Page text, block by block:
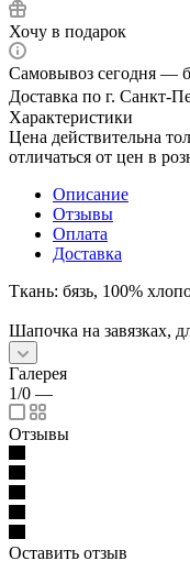
Хочу в подарок
Самовывоз сегодня —
Доставка по г. Санкт-
Характеристики
Цена действительна
отличаться от цен в
Описание
Отзывы
Оплата
Доставка
Ткань: бязь, 100%
Шапочка на завязках,
Галерея
1/0 —
Отзывы
Оставить отзыв